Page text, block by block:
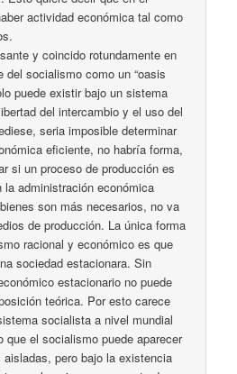
actividad económica tal como
y coincido rotundamente en
del socialismo como un “oasis
puede existir bajo un sistema
del intercambio y el uso del
seria imposible determinar
eficiente, no habría forma,
si un proceso de producción es
la administración económica
son más necesarios, no va
de producción. La única forma
racional y económico es que
sociedad estacionara. Sin
estacionario no puede
teórica. Por esto carece
socialista a nivel mundial
que el socialismo puede aparecer
aisladas, pero bajo la existencia